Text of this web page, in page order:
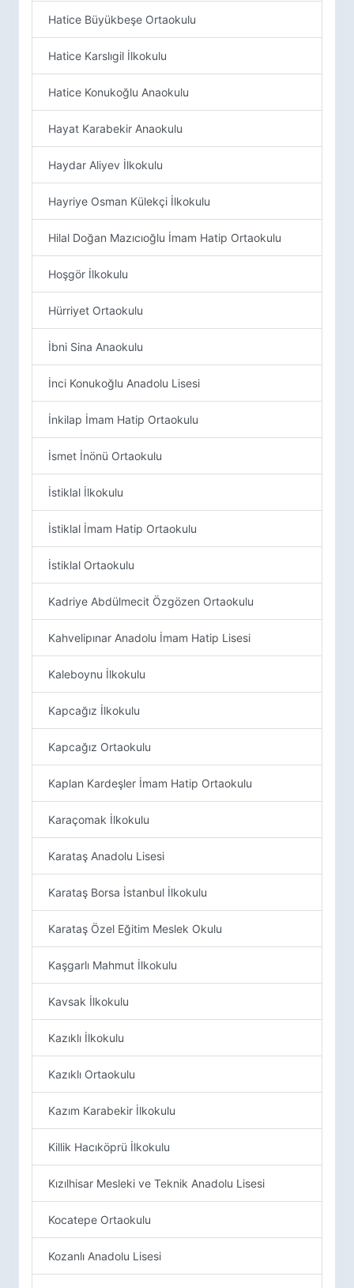
Hatice Büyükbeşe Ortaokulu
Hatice Karslıgil İlkokulu
Hatice Konukoğlu Anaokulu
Hayat Karabekir Anaokulu
Haydar Aliyev İlkokulu
Hayriye Osman Külekçi İlkokulu
Hilal Doğan Mazıcıoğlu İmam Hatip Ortaokulu
Hoşgör İlkokulu
Hürriyet Ortaokulu
İbni Sina Anaokulu
İnci Konukoğlu Anadolu Lisesi
İnkilap İmam Hatip Ortaokulu
İsmet İnönü Ortaokulu
İstiklal İlkokulu
İstiklal İmam Hatip Ortaokulu
İstiklal Ortaokulu
Kadriye Abdülmecit Özgözen Ortaokulu
Kahvelipınar Anadolu İmam Hatip Lisesi
Kaleboynu İlkokulu
Kapcağız İlkokulu
Kapcağız Ortaokulu
Kaplan Kardeşler İmam Hatip Ortaokulu
Karaçomak İlkokulu
Karataş Anadolu Lisesi
Karataş Borsa İstanbul İlkokulu
Karataş Özel Eğitim Meslek Okulu
Kaşgarlı Mahmut İlkokulu
Kavsak İlkokulu
Kazıklı İlkokulu
Kazıklı Ortaokulu
Kazım Karabekir İlkokulu
Killik Hacıköprü İlkokulu
Kızılhisar Mesleki ve Teknik Anadolu Lisesi
Kocatepe Ortaokulu
Kozanlı Anadolu Lisesi